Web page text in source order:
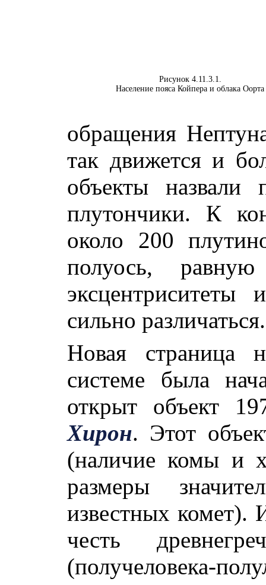
Рисунок 4.11.3.1.
Население пояса Койпера и облака Оорта
обращения
так движется и
объекты назвали
плутончики. К
около 200
полуось,
сильно различаться.
Новая страница
системе была
открыт объект
Хирон. Этот
(наличие комы и
размеры
известных комет).
честь
(получеловека-